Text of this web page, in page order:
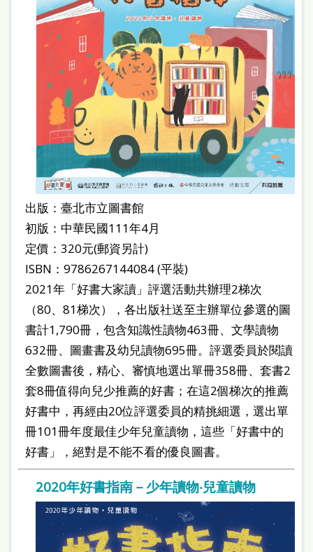
出版：臺北市立圖書館
初版：中華民國111年4月
定價：320元(郵資另計)
ISBN：9786267144084 (平裝)
2021年「好書大家讀」評選活動共辦理2梯次
（80、81梯次），各出版社送至主辦單位參選的圖
書計1,790冊，包含知識性讀物463冊、文學讀物
632冊、圖畫書及幼兒讀物695冊。評選委員於閱讀
全數圖書後，精心、審慎地選出單冊358冊、套書2
套8冊值得向兒少推薦的好書；在這2個梯次的推薦
好書中，再經由20位評選委員的精挑細選，選出單
冊101冊年度最佳少年兒童讀物，這些「好書中的
好書」，絕對是不能不看的優良圖書。
2020年好書指南－少年讀物‧兒童讀物